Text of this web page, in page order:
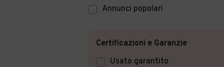
Annunci popolari
Certificazioni e Garanzie
Usato garantito